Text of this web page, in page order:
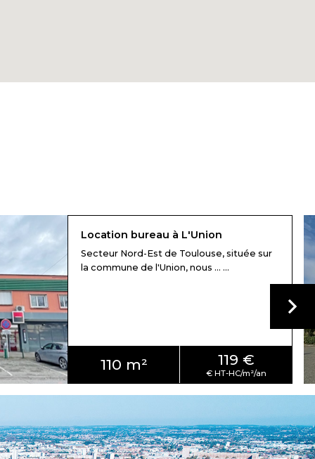
Location bureau à L'Union
Secteur Nord-Est de Toulouse, située sur
la commune de l'Union, nous ... ...
110 m² 119 €